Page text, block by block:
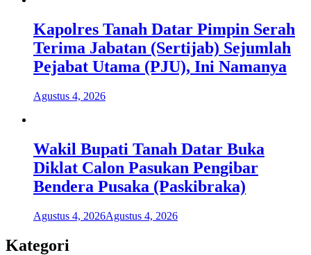
Kapolres Tanah Datar Pimpin Serah
Terima Jabatan (Sertijab) Sejumlah
Pejabat Utama (PJU), Ini Namanya
Agustus 4, 2026
Wakil Bupati Tanah Datar Buka
Diklat Calon Pasukan Pengibar
Bendera Pusaka (Paskibraka)
Agustus 4, 2026Agustus 4, 2026
Kategori